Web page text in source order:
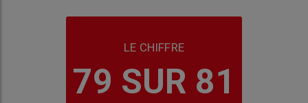
LE CHIFFRE
79 SUR 81